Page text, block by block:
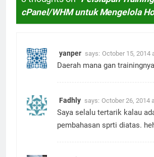
cPanel/WHM untuk Mengelola
yanper says: October 15, 2014
Daerah mana gan
Fadhly says: October 26, 2014
Saya selalu tertarik kalau
pembahasan sprti diatas.